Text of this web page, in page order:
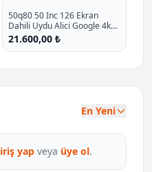
50q80 50 Inc 126 Ekran
Dahili Uydu Alici Google 4k
Ulra Hd Qled Tv P - %10
İndirim
21.600,00 ₺
En Yeni
yap veya üye ol.